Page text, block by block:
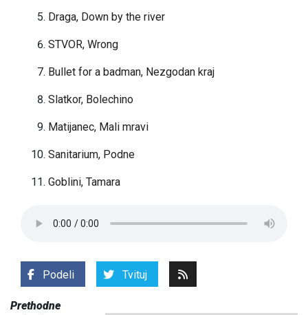
Draga, Down by the river
STVOR, Wrong
Bullet for a badman, Nezgodan kraj
Slatkor, Bolechino
Matijanec, Mali mravi
Sanitarium, Podne
Goblini, Tamara
Podeli Tvituj
Prethodne